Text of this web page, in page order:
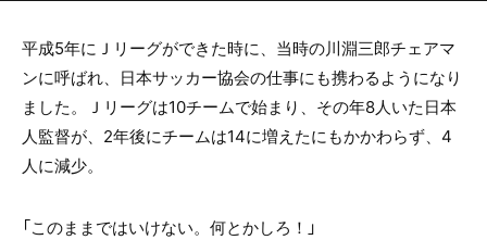
平成5年にＪリーグができた時に、 当時の川淵三郎チェアマ
ンに呼ばれ、 日本サッカー協会の仕事にも携わるようになり
ました。
Ｊリーグは10チームで始まり、 その年8人いた日本
人監督が、 2年後にチームは14に増えたにもかかわらず、 4
人に減少。
「このままではいけない。 何とかしろ！」